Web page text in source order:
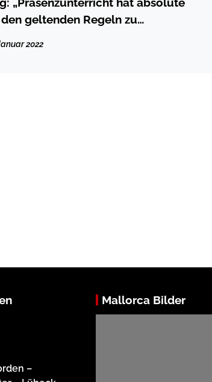
geltenden Regeln zu
2022
–
Mallorca Bilder